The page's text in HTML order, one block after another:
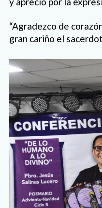
“Agradezco de
gran cariño el